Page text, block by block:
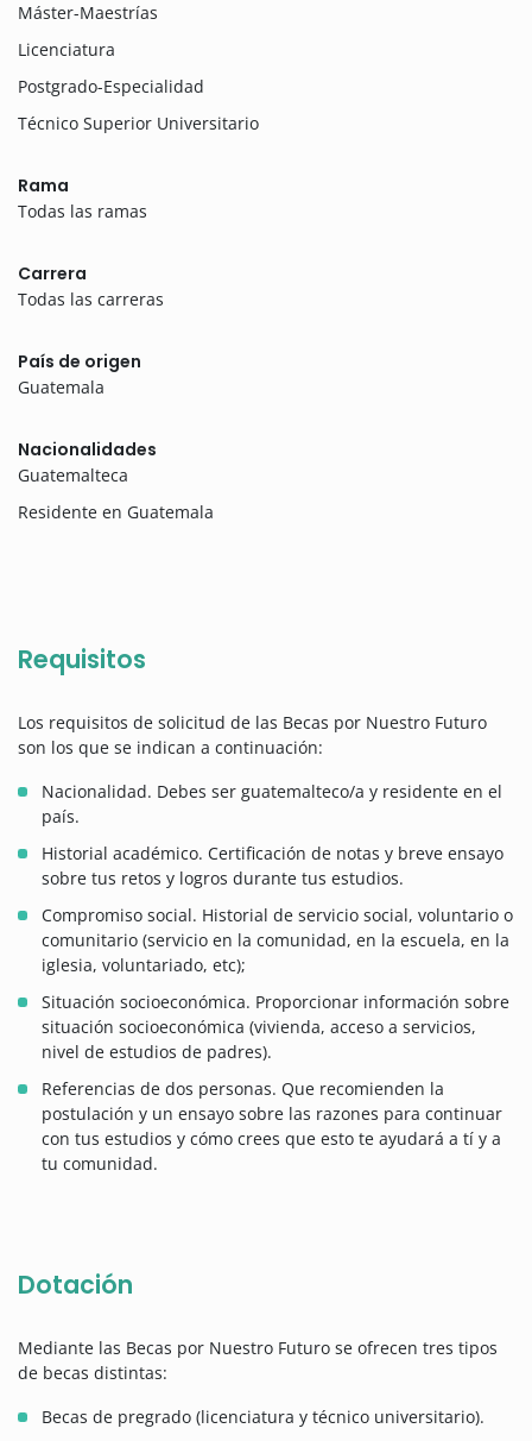
Máster-Maestrías
Licenciatura
Postgrado-Especialidad
Técnico Superior Universitario
Rama
Todas las ramas
Carrera
Todas las carreras
País de origen
Guatemala
Nacionalidades
Guatemalteca
Residente en Guatemala
Requisitos
Los requisitos de solicitud de las Becas por Nuestro Futuro
son los que se indican a continuación:
Nacionalidad. Debes ser guatemalteco/a y residente en el
país.
Historial académico. Certificación de notas y breve ensayo
sobre tus retos y logros durante tus estudios.
Compromiso social. Historial de servicio social, voluntario o
comunitario (servicio en la comunidad, en la escuela, en la
iglesia, voluntariado, etc);
Situación socioeconómica. Proporcionar información sobre
situación socioeconómica (vivienda, acceso a servicios,
nivel de estudios de padres).
Referencias de dos personas. Que recomienden la
postulación y un ensayo sobre las razones para continuar
con tus estudios y cómo crees que esto te ayudará a tí y a
tu comunidad.
Dotación
Mediante las Becas por Nuestro Futuro se ofrecen tres tipos
de becas distintas:
Becas de pregrado (licenciatura y técnico universitario).